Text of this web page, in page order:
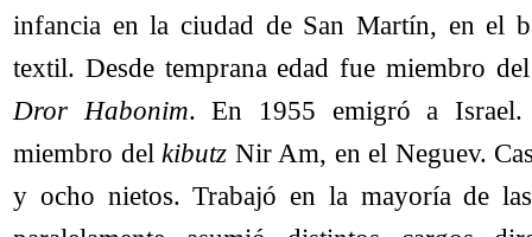
infancia en la ciudad de San Martín, en el
textil. Desde temprana edad fue miembro
Dror Habonim. En 1955 emigró a Israel.
miembro del kibutz Nir Am, en el Neguev.
y ocho nietos. Trabajó en la mayoría de